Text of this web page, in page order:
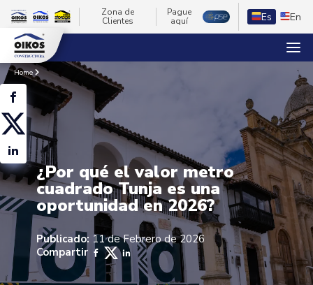
Zona de
Clientes
Pague
aquí
Es En
Home
¿Por qué el valor metro
cuadrado Tunja es una
oportunidad en 2026?
Publicado: 11 de Febrero de 2026
Compartir